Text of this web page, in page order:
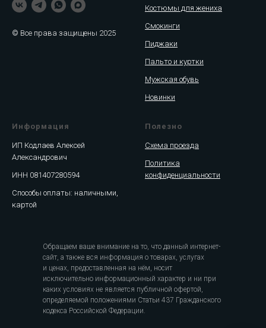
© Все права защищены 2025
Костюмы для жениха
Смокинги
Пиджаки
Пальто и куртки
Мужская обувь
Новинки
Информация
ИП Кодлаев Алексей
Александрович
ИНН 081407280594
Способы оплаты: наличными,
картой
Полезно
Схема проезда
Политика
конфиденциальности
Обращаем ваше внимание на то, что данный интернет-
сайт, а также вся информация о товарах, услугах
и ценах, предоставленная на нём, носит
исключительно информационный характер и ни при
каких условиях не является публичной офертой,
определяемой положениями Статьи 437 Гражданского
кодекса Российской Федерации.